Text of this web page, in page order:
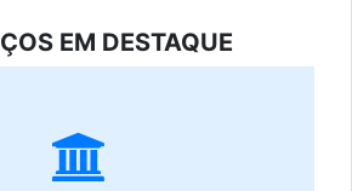
EM DESTAQUE